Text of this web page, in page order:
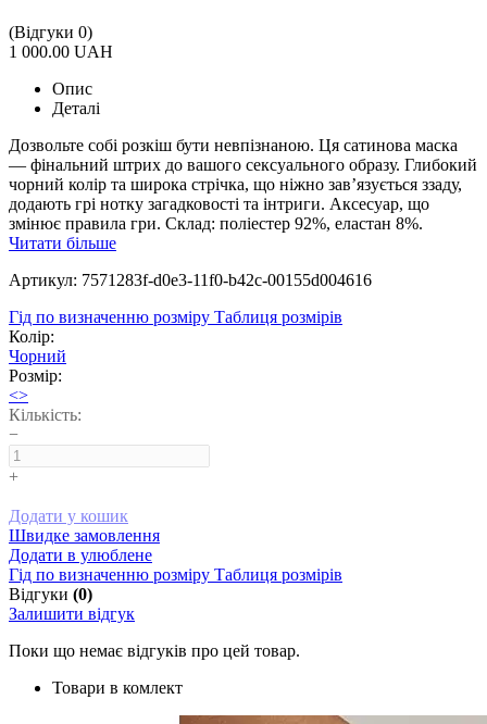
(Відгуки 0)
1 000.00 UAH
Опис
Деталі
Дозвольте собі розкіш бути невпізнаною. Ця сатинова маска
— фінальний штрих до вашого сексуального образу. Глибокий
чорний колір та широка стрічка, що ніжно зав’язується ззаду,
додають грі нотку загадковості та інтриги. Аксесуар, що
змінює правила гри. Склад: поліестер 92%, еластан 8%.
Читати більше
Артикул: 7571283f-d0e3-11f0-b42c-00155d004616
Гід по визначенню розміру Таблиця розмірів
Колір:
Чорний
Розмір:
<>
Кількість:
−
+
Додати у кошик
Швидке замовлення
Додати в улюблене
Гід по визначенню розміру Таблиця розмірів
Відгуки (0)
Залишити відгук
Поки що немає відгуків про цей товар.
Товари в комлект